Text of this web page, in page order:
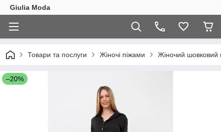
Giulia Moda
Товари та послуги Жіночі піжами Жіночий шовковий
–20%